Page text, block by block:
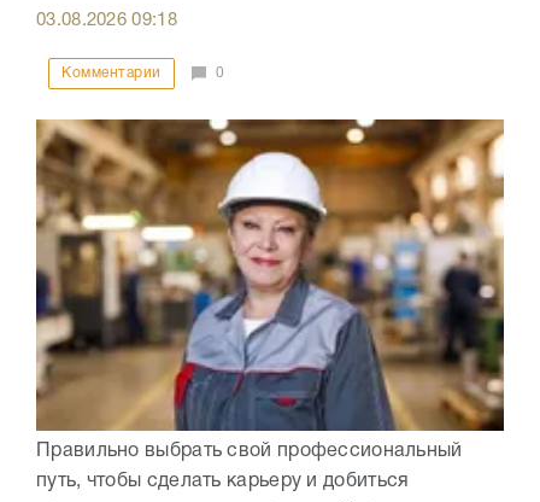
03.08.202609:18
Комментарии 0
Правильно выбрать свой профессиональный
путь, чтобы сделать карьеру и добиться